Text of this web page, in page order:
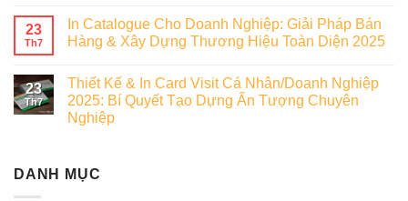
23
Th7
In Catalogue Cho Doanh Nghiệp: Giải Pháp Bán
Hàng & Xây Dựng Thương Hiệu Toàn Diện 2025
23
Th7
Thiết Kế & In Card Visit Cá Nhân/Doanh Nghiệp
2025: Bí Quyết Tạo Dựng Ấn Tượng Chuyên
Nghiệp
DANH MỤC